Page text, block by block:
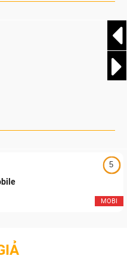
5
MOBI